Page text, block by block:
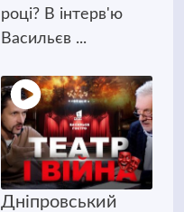
році? В інтерв'ю
Васильєв ...
Дніпровський